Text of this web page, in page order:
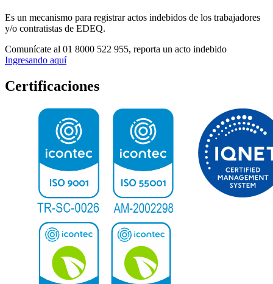
Es un mecanismo para registrar actos indebidos de los trabajadores
y/o contratistas de EDEQ.
Comunícate al 01 8000 522 955, reporta un acto indebido
Ingresando aquí
Certificaciones